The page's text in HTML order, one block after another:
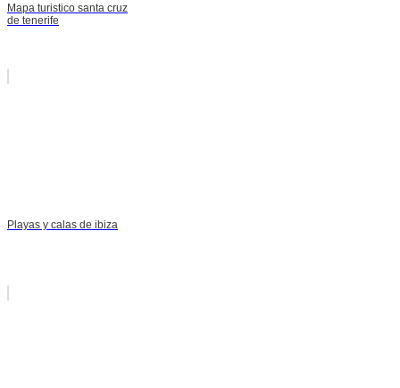
Mapa turistico santa cruz
de tenerife
Playas y calas de ibiza